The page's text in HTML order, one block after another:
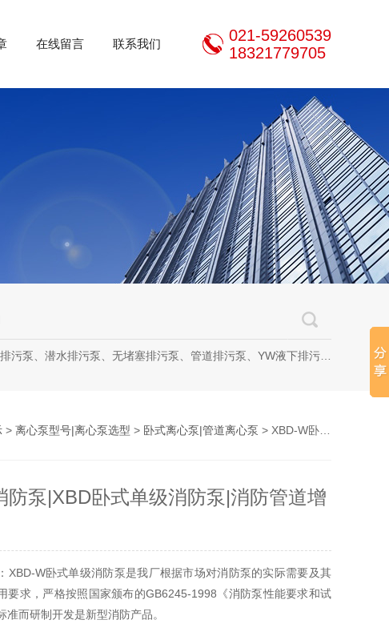
在线留言 联系我们
021-59260539
18321779705
潜水排污泵、无堵塞排污泵、管道排污泵、YW液下排污泵、立式无堵塞排污泵、管道离心泵、无堵塞自吸泵、不锈钢离心泵
> 离心泵型号|离心泵选型 > 卧式离心泵|管道离心泵 > XBD-W卧式消防泵|XBD卧式单级消防泵|消防管道增压泵
防泵|XBD卧式单级消防泵|消防管道增
XBD-W卧式单级消防泵是我厂根据市场对消防泵的实际需要及其
要求，严格按照国家颁布的GB6245-1998《消防泵性能要求和试
准而研制开发是新型消防产品。